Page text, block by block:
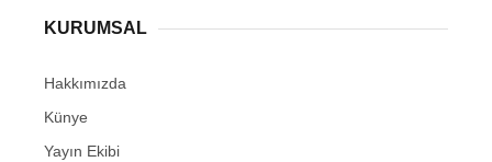
KURUMSAL
Hakkımızda
Künye
Yayın Ekibi